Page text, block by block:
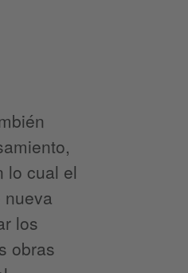
lo cual el
los
obras